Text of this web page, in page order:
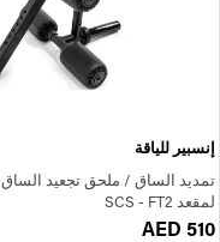
إنسبير للياقة
تمديد الساق / ملحق تجعيد الساق
لمقعد SCS - FT2
AED 510